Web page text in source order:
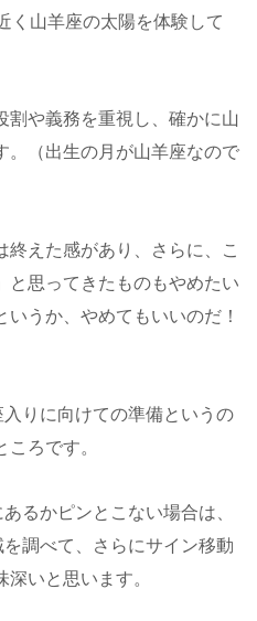
く山羊座の太陽を体験して
割や義務を重視し、確かに山
。（出生の月が山羊座なので
えた感があり、さらに、こ
と思ってきたものもやめたい
うか、やめてもいいのだ！
りに向けての準備というの
ろです。
るかピンとこない場合は、
調べて、さらにサイン移動
いと思います。